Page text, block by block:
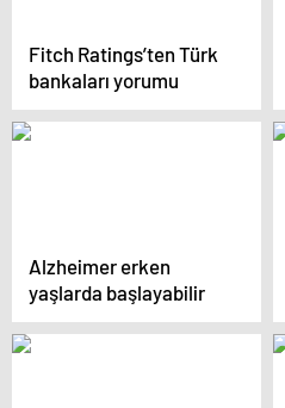
Fitch Ratings’ten Türk
bankaları yorumu
Alzheimer erken
yaşlarda başlayabilir